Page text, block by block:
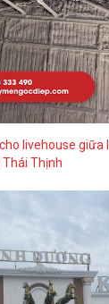
livehouse giữa
Thịnh